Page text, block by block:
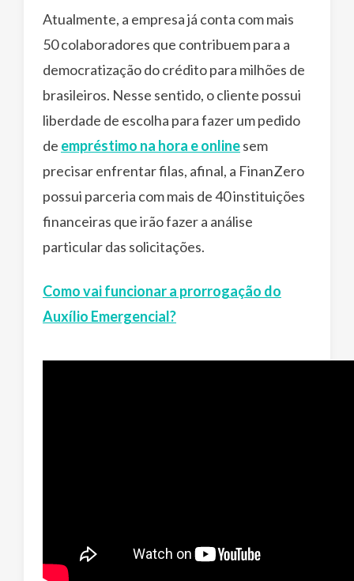
Atualmente, a empresa já conta com mais
50 colaboradores que contribuem para a
democratização do crédito para milhões de
brasileiros. Nesse sentido, o cliente possui
liberdade de escolha para fazer um pedido
de empréstimo na hora e onlinesem
precisar enfrentar filas, afinal, a FinanZero
possui parceria com mais de 40 instituições
financeiras que irão fazer a análise
particular das solicitações.
Como vai funcionar a prorrogação do
Auxílio Emergencial?